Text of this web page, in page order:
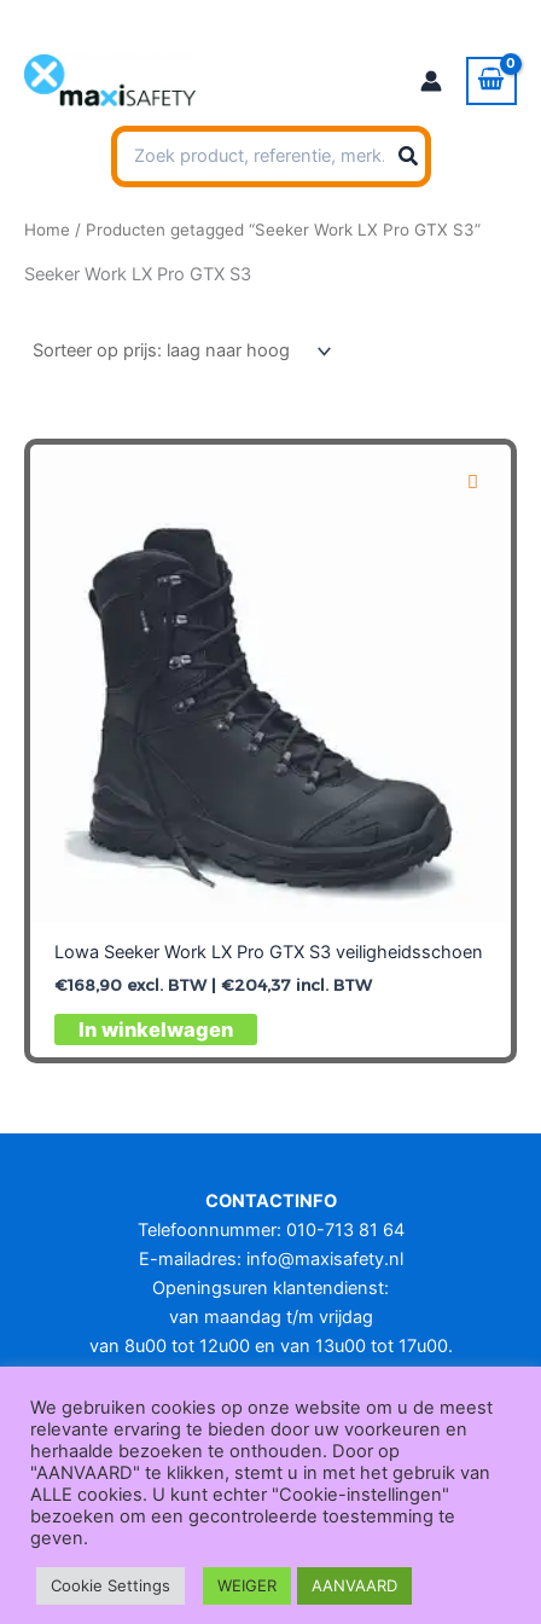
inhoud
Zoeken
naar:
Home / Producten getagged “Seeker Work LX Pro GTX S3”
Seeker Work LX Pro GTX S3
Lowa Seeker Work LX Pro GTX S3 veiligheidsschoen
€168,90excl. BTW | €204,37incl. BTW
In winkelwagen
Dit
product
variaties.
optie
gekozen
worden
op
productpagina
CONTACTINFO
Telefoonnummer: 010-713 81 64
E-mailadres: info@maxisafety.nl
Openingsuren klantendienst:
van maandag t/m vrijdag
van 8u00 tot 12u00 en van 13u00 tot 17u00.
KLANTENSERVICE
Over
ons|Bedrijfsgegevens| F.A.Q.|Bestelprocedure | Betaling
ending | Retourneren|Herroepingsrecht|Herroepingsfunctie
ederverkoop|Bedrukken|Contact
Algemene voorwaarden
Maxisafety.nl © 2026
We gebruiken cookies op onze website om u de meest
relevante ervaring te bieden door uw voorkeuren en
herhaalde bezoeken te onthouden. Door op
"AANVAARD" te klikken, stemt u in met het gebruik van
ALLE cookies. U kunt echter "Cookie-instellingen"
bezoeken om een gecontroleerde toestemming te
geven.
Cookie Settings WEIGER AANVAARD